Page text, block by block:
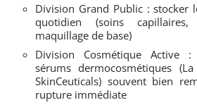
Division Grand Public : stocker
quotidien (soins
maquillage de base)
Division Cosmétique Active
sérums dermocosmétiques (La
SkinCeuticals) souvent bien
rupture immédiate